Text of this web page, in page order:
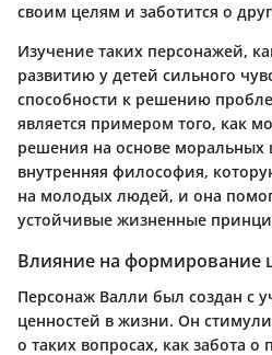
своим целям и заботится о
Изучение таких персонажей,
развитию у детей сильного
способности к решению
является примером того, как
решения на основе моральных
внутренняя философия,
на молодых людей, и она
устойчивые жизненные
Влияние на формирование
Персонаж Валли был создан с
ценностей в жизни. Он
о таких вопросах, как забота